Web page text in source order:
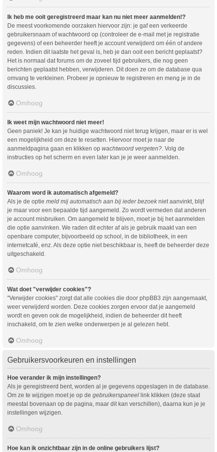
Ik heb me ooit geregistreerd maar kan nu niet meer aanmelden!?
De meest voorkomende oorzaken hiervoor zijn: je gaf een verkeerde
gebruikersnaam of wachtwoord op (controleer de e-mail met je registratie
gegevens) of een beheerder heeft je account verwijderd om één of andere
reden. Indien dit laatste het geval is, heb je dan ooit een bericht geplaatst?
Het is normaal dat forums om de zoveel tijd gebruikers, die nog geen
berichten geplaatst hebben, verwijderen. Dit doen ze om de database qua
omvang te verkleinen. Probeer je opnieuw te registreren en meng je in de
discussies.
Omhoog
Ik weet mijn wachtwoord niet meer!
Geen paniek! Je kan je huidige wachtwoord niet terug krijgen, maar er is wel
een mogelijkheid om deze te resetten. Hiervoor moet je naar de
aanmeldpagina gaan en klikken op wachtwoord vergeten? . Volg de
instructies op het scherm en even later kan je je weer aanmelden.
Omhoog
Waarom word ik automatisch afgemeld?
Als je de optie meld mij automatisch aan bij ieder bezoek niet aanvinkt, blijf
je maar voor een bepaalde tijd aangemeld. Zo wordt vermeden dat anderen
je account misbruiken. Om aangemeld te blijven, moet je bij het aanmelden
die optie aanvinken. We raden dit echter af als je gebruik maakt van een
openbare computer, bijvoorbeeld op school, in de bibliotheek, in een
internetcafé, enz. Als deze optie niet beschikbaar is, heeft de beheerder deze
uitgeschakeld.
Omhoog
Wat doet "verwijder cookies"?
"Verwijder cookies" zorgt dat alle cookies die door phpBB3 zijn aangemaakt,
weer verwijderd worden. Deze cookies zorgen ervoor dat je aangemeld
wordt en geven ook de mogelijkheid, indien de beheerder dit heeft
inschakeld, om te zien welke onderwerpen je al gelezen hebt.
Omhoog
Gebruikersvoorkeuren en instellingen
Hoe verander ik mijn instellingen?
Als je geregistreerd bent, worden al je gegevens opgeslagen in de database.
Om ze te wijzigen moet je op de gebruikerspaneel link klikken (deze staat
meestal bovenaan op de pagina, maar dit kan verschillen), daarna kun je je
instellingen wijzigen.
Omhoog
Hoe kan ik onzichtbaar zijn in de online gebruikers lijst?